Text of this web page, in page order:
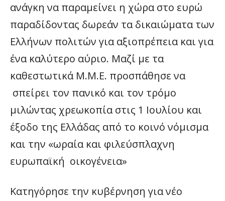
ανάγκη να παραμείνει η χώρα στο ευρώ
παραδίδοντας δωρεάν τα δικαιώματα των
Ελλήνων πολιτών για αξιοπρέπεια και για
ένα καλύτερο αύριο. Μαζί με τα
καθεστωτικά Μ.Μ.Ε. προσπάθησε να
σπείρει τον πανικό και τον τρόμο
μιλώντας χρεωκοπία στις 1 Ιουλίου και
έξοδο της Ελλάδας από το κοινό νόμισμα
και την «ωραία και φιλεύσπλαχνη
ευρωπαϊκή οικογένεια»
Κατηγόρησε την κυβέρνηση για νέο